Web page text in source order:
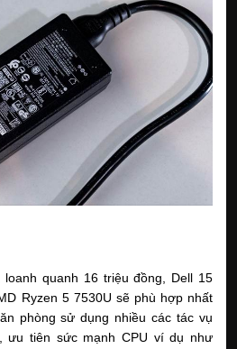
quanh 16 triệu đồng, Dell 15
Ryzen 5 7530U sẽ phù hợp nhất
phòng sử dụng nhiều các tác vụ
ưu tiên sức mạnh CPU ví dụ như